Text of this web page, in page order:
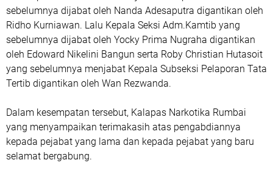
sebelumnya dijabat oleh Nanda Adesaputra digantikan oleh
Ridho Kurniawan. Lalu Kepala Seksi Adm.Kamtib yang
sebelumnya dijabat oleh Yocky Prima Nugraha digantikan
oleh Edoward Nikelini Bangun serta Roby Christian Hutasoit
yang sebelumnya menjabat Kepala Subseksi Pelaporan Tata
Tertib digantikan oleh Wan Rezwanda.
Dalam kesempatan tersebut, Kalapas Narkotika Rumbai
yang menyampaikan terimakasih atas pengabdiannya
kepada pejabat yang lama dan kepada pejabat yang baru
selamat bergabung.